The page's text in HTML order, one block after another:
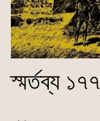
স্মর্তব্য